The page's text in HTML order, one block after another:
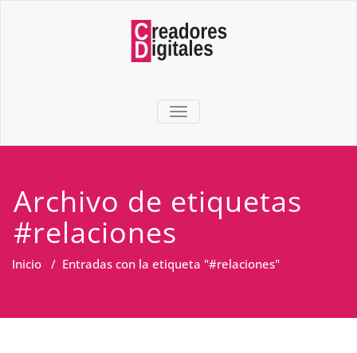
TOGGLE NAVIGATION
Archivo de etiquetas
#relaciones
Inicio / Entradas con la etiqueta "#relaciones"